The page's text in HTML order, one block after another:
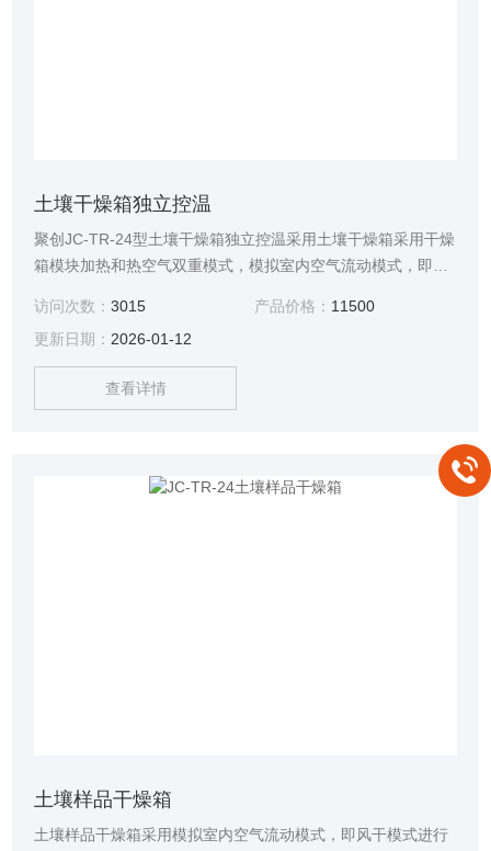
土壤干燥箱独立控温
聚创JC-TR-24型土壤干燥箱独立控温采用土壤干燥箱采用干燥
箱模块加热和热空气双重模式，模拟室内空气流动模式，即风
者分子筛）吸附的洁净热空气，样品分室独立存放和干燥，它
具有洁净，避免样品污染；省时；省力；节省空间；提高土壤
干燥效率等特点
访问次数：3015 产品价格： 11500
更新日期：2026-01-12
查看详情
土壤样品干燥箱
土壤样品干燥箱采用模拟室内空气流动模式，即风干模式进行